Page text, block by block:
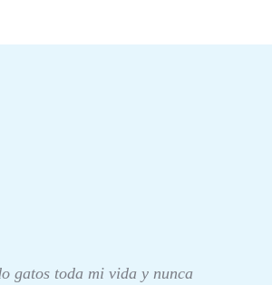
gatos toda mi vida y nunca